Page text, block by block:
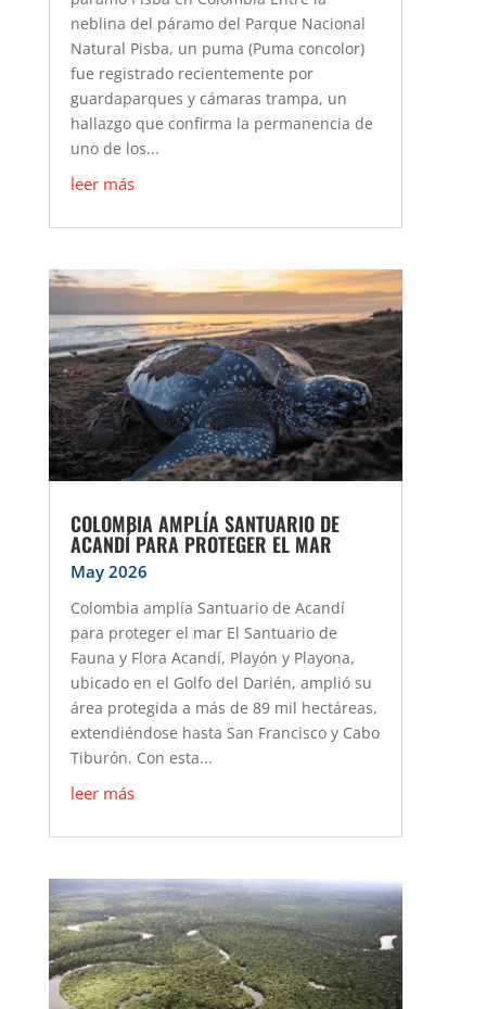
neblina del páramo del Parque Nacional
Natural Pisba, un puma (Puma concolor)
fue registrado recientemente por
guardaparques y cámaras trampa, un
hallazgo que confirma la permanencia de
uno de los...
leer más
COLOMBIA AMPLÍA SANTUARIO DE
ACANDÍ PARA PROTEGER EL MAR
May 2026
Colombia amplía Santuario de Acandí
para proteger el mar El Santuario de
Fauna y Flora Acandí, Playón y Playona,
ubicado en el Golfo del Darién, amplió su
área protegida a más de 89 mil hectáreas,
extendiéndose hasta San Francisco y Cabo
Tiburón. Con esta...
leer más